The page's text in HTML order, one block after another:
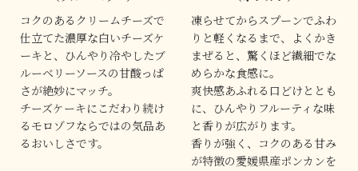
コクのあるクリームチーズで
仕立てた濃厚な白いチーズケ
ーキと、ひんやり冷やしたブ
ルーベリーソースの甘酸っぱ
さが絶妙にマッチ。
チーズケーキにこだわり続け
るモロゾフならではの気品あ
るおいしさです。
凍らせてからスプーンでふわ
りと軽くなるまで、よくかき
まぜると、驚くほど繊細でな
めらかな食感に。
爽快感あふれる口どけととも
に、ひんやりフルーティな味
と香りが広がります。
香りが強く、コクのある甘み
が特徴の愛媛県産ポンカンを